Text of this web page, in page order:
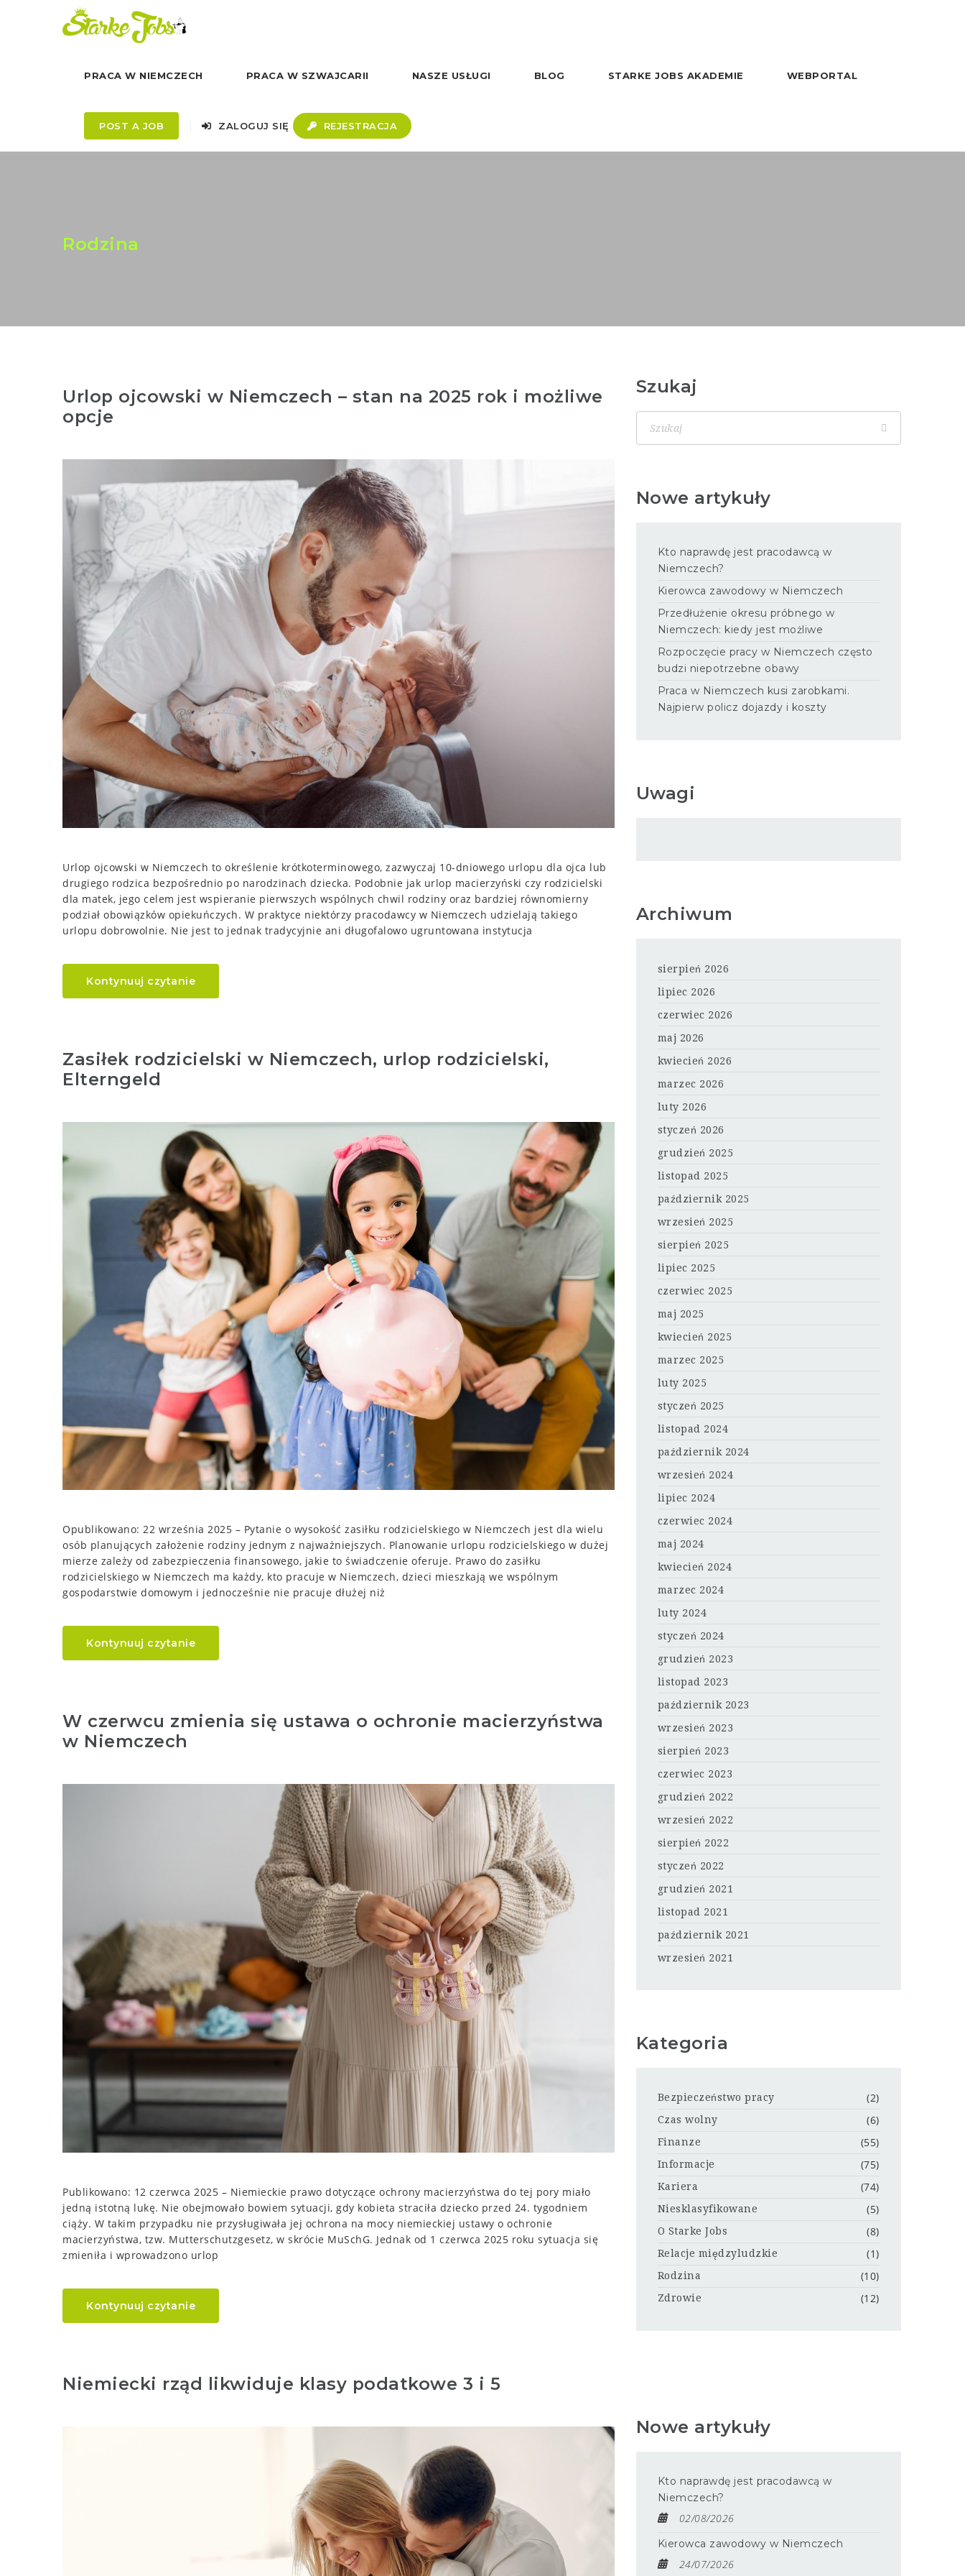
PRACA W NIEMCZECH PRACA W SZWAJCARII NASZE USŁUGI BLOG STARKE JOBS AKADEMIE WEBPORTAL
POST A JOB ZALOGUJ SIĘ REJESTRACJA
Rodzina
Urlop ojcowski w Niemczech – stan na 2025 rok i możliwe
opcje
Urlop ojcowski w Niemczech to określenie krótkoterminowego, zazwyczaj 10-dniowego urlopu dla ojca lub
drugiego rodzica bezpośrednio po narodzinach dziecka. Podobnie jak urlop macierzyński czy rodzicielski
dla matek, jego celem jest wspieranie pierwszych wspólnych chwil rodziny oraz bardziej równomierny
podział obowiązków opiekuńczych. W praktyce niektórzy pracodawcy w Niemczech udzielają takiego
urlopu dobrowolnie. Nie jest to jednak tradycyjnie ani długofalowo ugruntowana instytucja
Kontynuuj czytanie
Zasiłek rodzicielski w Niemczech, urlop rodzicielski,
Elterngeld
Opublikowano: 22 września 2025 – Pytanie o wysokość zasiłku rodzicielskiego w Niemczech jest dla wielu
osób planujących założenie rodziny jednym z najważniejszych. Planowanie urlopu rodzicielskiego w dużej
mierze zależy od zabezpieczenia finansowego, jakie to świadczenie oferuje. Prawo do zasiłku
rodzicielskiego w Niemczech ma każdy, kto pracuje w Niemczech, dzieci mieszkają we wspólnym
gospodarstwie domowym i jednocześnie nie pracuje dłużej niż
Kontynuuj czytanie
W czerwcu zmienia się ustawa o ochronie macierzyństwa
w Niemczech
Publikowano: 12 czerwca 2025 – Niemieckie prawo dotyczące ochrony macierzyństwa do tej pory miało
jedną istotną lukę. Nie obejmowało bowiem sytuacji, gdy kobieta straciła dziecko przed 24. tygodniem
ciąży. W takim przypadku nie przysługiwała jej ochrona na mocy niemieckiej ustawy o ochronie
macierzyństwa, tzw. Mutterschutzgesetz, w skrócie MuSchG. Jednak od 1 czerwca 2025 roku sytuacja się
zmieniła i wprowadzono urlop
Kontynuuj czytanie
Niemiecki rząd likwiduje klasy podatkowe 3 i 5
Szukaj
Nowe artykuły
Kto naprawdę jest pracodawcą w
Niemczech?
Kierowca zawodowy w Niemczech
Przedłużenie okresu próbnego w
Niemczech: kiedy jest możliwe
Rozpoczęcie pracy w Niemczech często
budzi niepotrzebne obawy
Praca w Niemczech kusi zarobkami.
Najpierw policz dojazdy i koszty
Uwagi
Archiwum
sierpień 2026
lipiec 2026
czerwiec 2026
maj 2026
kwiecień 2026
marzec 2026
luty 2026
styczeń 2026
grudzień 2025
listopad 2025
październik 2025
wrzesień 2025
sierpień 2025
lipiec 2025
czerwiec 2025
maj 2025
kwiecień 2025
marzec 2025
luty 2025
styczeń 2025
listopad 2024
październik 2024
wrzesień 2024
lipiec 2024
czerwiec 2024
maj 2024
kwiecień 2024
marzec 2024
luty 2024
styczeń 2024
grudzień 2023
listopad 2023
październik 2023
wrzesień 2023
sierpień 2023
czerwiec 2023
grudzień 2022
wrzesień 2022
sierpień 2022
styczeń 2022
grudzień 2021
listopad 2021
październik 2021
wrzesień 2021
Kategoria
Bezpieczeństwo pracy (2)
Czas wolny (6)
Finanze (55)
Informacje (75)
Kariera (74)
Niesklasyfikowane (5)
O Starke Jobs (8)
Relacje międzyludzkie (1)
Rodzina (10)
Zdrowie (12)
Nowe artykuły
Kto naprawdę jest pracodawcą w
Niemczech?
02/08/2026
Kierowca zawodowy w Niemczech
24/07/2026